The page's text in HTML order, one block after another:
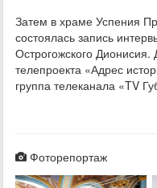
Затем в храме Успения
состоялась запись
Острогожского
телепроекта «Адрес
группа телеканала «TV
Фоторепортаж